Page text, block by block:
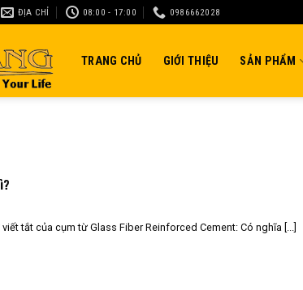
ĐỊA CHỈ 08:00 - 17:00 0986662028
TRANG CHỦ GIỚI THIỆU SẢN PHẨM
viết tắt của cụm từ Glass Fiber Reinforced Cement: Có nghĩa [...]